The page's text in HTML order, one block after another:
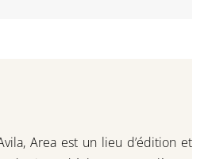
Area est un lieu d’édition et